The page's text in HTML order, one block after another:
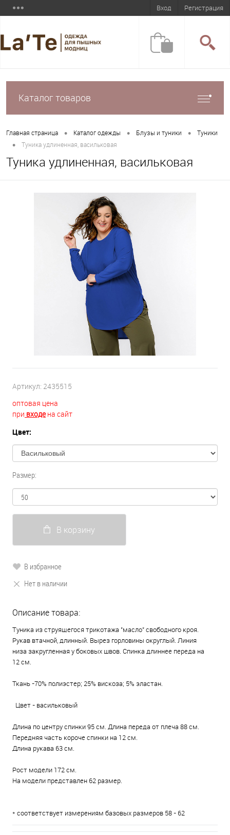
Вход Регистрация
Каталог товаров
Главная страница • Каталог одежды • Блузы и туники • Туники
• Туника удлиненная, васильковая
Туника удлиненная, васильковая
Артикул: 2435515
оптовая цена
при входена сайт
Цвет:
Размер:
В корзину
В избранное
Нет в наличии
Описание товара:
Туника из струящегося трикотажа "масло" свободного кроя.
Рукав втачной, длинный. Вырез горловины округлый. Линия
низа закругленная у боковых швов. Спинка длиннее переда на
12 см.
Ткань -70% полиэстер; 25% вискоза; 5% эластан.
Цвет - васильковый
Длина по центру спинки 95 см. Длина переда от плеча 88 см.
Передняя часть короче спинки на 12 см.
Длина рукава 63 см.
Рост модели 172 см.
На модели представлен 62 размер.
* соответствует измерениям базовых размеров 58 - 62